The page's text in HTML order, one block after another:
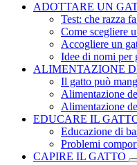
ADOTTARE UN
Test: che razza
Come scegliere
Accogliere un
Idee di nomi per
ALIMENTAZIONE
Il gatto può
Alimentazione
Alimentazione
EDUCARE IL
Educazione di
Problemi
CAPIRE IL GATTO